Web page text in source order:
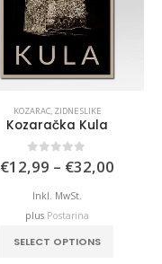
KOZARAC, ZIDNE SLIKE
Kozaračka Kula
0out of 5
€12,99 – €32,00Price
Inkl. MwSt.
plus Postarina
SELECT OPTIONS